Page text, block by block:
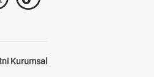
Kurumsal